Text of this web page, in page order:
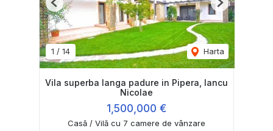
1 / 14 Harta
Previous Next
Vila superba langa padure in Pipera, Iancu
Nicolae
1,500,000 €
Casă / Vilă cu 7 camere de vânzare